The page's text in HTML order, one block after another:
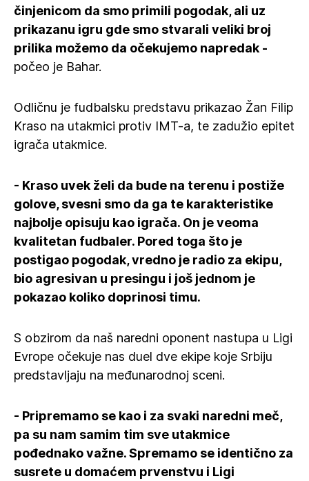
činjenicom da smo primili pogodak, ali uz
prikazanu igru gde smo stvarali veliki broj
prilika možemo da očekujemo napredak -
počeo je Bahar.
Odličnu je fudbalsku predstavu prikazao Žan Filip
Kraso na utakmici protiv IMT-a, te zadužio epitet
igrača utakmice.
- Kraso uvek želi da bude na terenu i postiže
golove, svesni smo da ga te karakteristike
najbolje opisuju kao igrača. On je veoma
kvalitetan fudbaler. Pored toga što je
postigao pogodak, vredno je radio za ekipu,
bio agresivan u presingu i još jednom je
pokazao koliko doprinosi timu.
S obzirom da naš naredni oponent nastupa u Ligi
Evrope očekuje nas duel dve ekipe koje Srbiju
predstavljaju na međunarodnoj sceni.
- Pripremamo se kao i za svaki naredni meč,
pa su nam samim tim sve utakmice
pođednako važne. Spremamo se identično za
susrete u domaćem prvenstvu i Ligi